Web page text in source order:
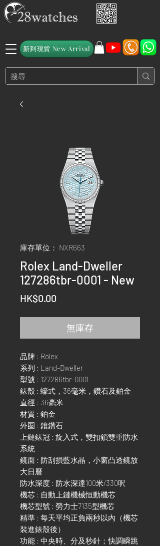
新到現貨 New Arrival
庫存單位： NXR663
Rolex Land-Dweller
127286tbr-0001 - New
HK$0.00
無庫存
品牌 : Rolex
系列 : Land-Dweller
型號 : 127286tbr-0001
錶殼 : 蠔式，36毫米，鑽石及鉑金
直徑 : 36毫米
材質 : 鉑金
外圈 : 鑲鑽石
上鏈錶冠 : 旋入式，雙扣鎖雙重防水
系統
鏡面 : 防刮損藍水晶，小窗凸透鏡放
大日曆
防水深度 : 防水深達100米/330呎
機芯 : 自動上鏈機械恒動機芯
機芯型號 : 勞力士7135型機芯
精準 : 每天平均正負兩秒以內（機芯
裝進錶殼後）
功能 : 中央時、分及秒針；快調瞬跳